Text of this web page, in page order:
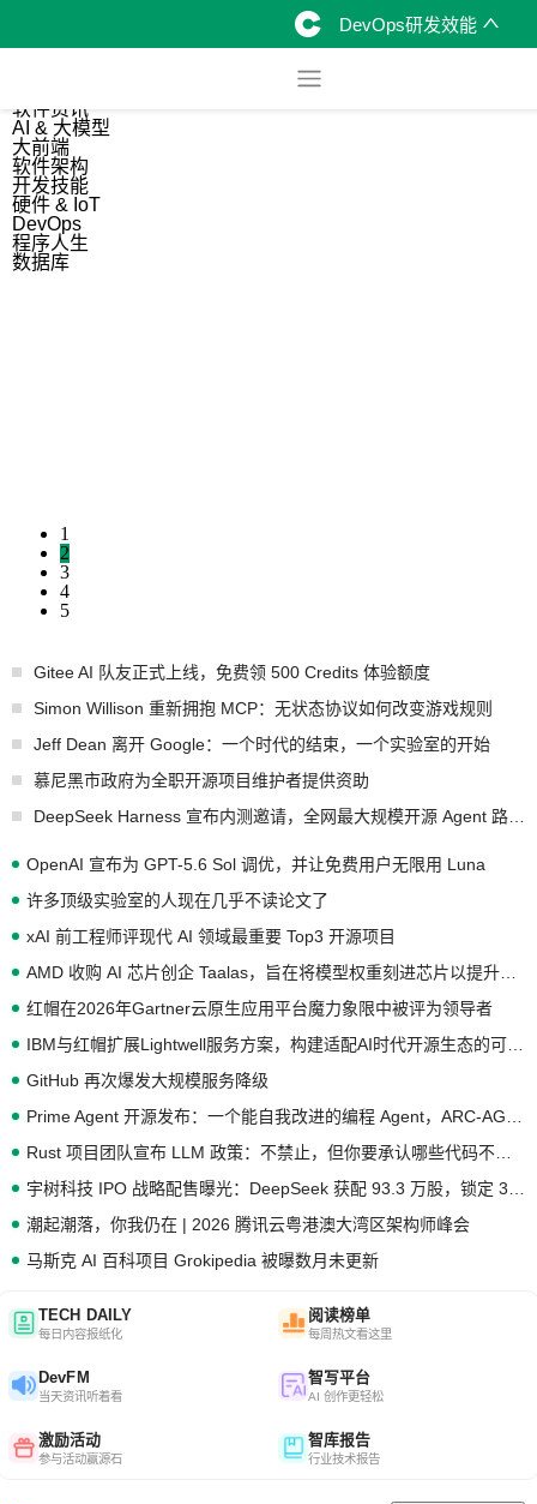
DevOps研发效能
软件资讯
AI & 大模型
大前端
软件架构
开发技能
硬件 & IoT
DevOps
程序人生
数据库
1
2
3
4
5
Gitee AI 队友正式上线，免费领 500 Credits 体验额度
Simon Willison 重新拥抱 MCP：无状态协议如何改变游戏规则
Jeff Dean 离开 Google：一个时代的结束，一个实验室的开始
慕尼黑市政府为全职开源项目维护者提供资助
OpenAI 宣布为 GPT-5.6 Sol 调优，并让免费用户无限用 Luna
许多顶级实验室的人现在几乎不读论文了
xAI 前工程师评现代 AI 领域最重要 Top3 开源项目
红帽在2026年Gartner云原生应用平台魔力象限中被评为领导者
GitHub 再次爆发大规模服务降级
潮起潮落，你我仍在 | 2026 腾讯云粤港澳大湾区架构师峰会
马斯克 AI 百科项目 Grokipedia 被曝数月未更新
TECH DAILY
每日内容报纸化
阅读榜单
每周热文看这里
DevFM
当天资讯听着看
智写平台
AI 创作更轻松
激励活动
参与活动赢源石
智库报告
行业技术报告